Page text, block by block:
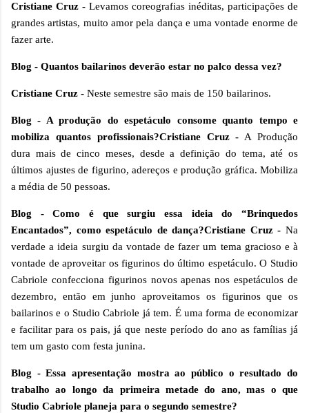
Cristiane Cruz - Levamos coreografias inéditas, participações de
grandes artistas, muito amor pela dança e uma vontade enorme de
fazer arte.
Blog - Quantos bailarinos deverão estar no palco dessa vez?
Cristiane Cruz - Neste semestre são mais de 150 bailarinos.
Blog - A produção do espetáculo consome quanto tempo e
mobiliza quantos profissionais?Cristiane Cruz - A Produção
dura mais de cinco meses, desde a definição do tema, até os
últimos ajustes de figurino, adereços e produção gráfica. Mobiliza
a média de 50 pessoas.
Blog - Como é que surgiu essa ideia do “Brinquedos
Encantados”, como espetáculo de dança?Cristiane Cruz - Na
verdade a ideia surgiu da vontade de fazer um tema gracioso e à
vontade de aproveitar os figurinos do último espetáculo. O Studio
Cabriole confecciona figurinos novos apenas nos espetáculos de
dezembro, então em junho aproveitamos os figurinos que os
bailarinos e o Studio Cabriole já tem. É uma forma de economizar
e facilitar para os pais, já que neste período do ano as famílias já
tem um gasto com festa junina.
Blog - Essa apresentação mostra ao público o resultado do
trabalho ao longo da primeira metade do ano, mas o que
Studio Cabriole planeja para o segundo semestre?